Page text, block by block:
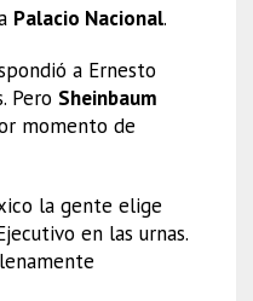
Palacio Nacional.
a Ernesto
Pero Sheinbaum
momento de
la gente elige
en las urnas.